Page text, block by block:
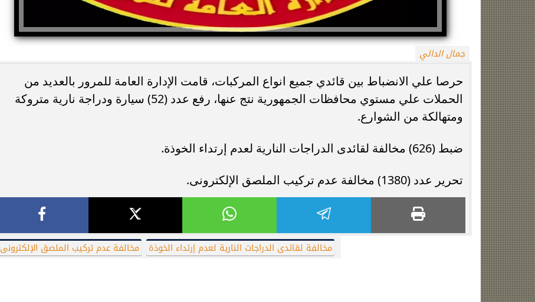
جمال الدالي
حرصا علي الانضباط بين قائدي جميع انواع المركبات، قامت الإدارة العامة للمرور بالعديد من
الحملات علي مستوي محافظات الجمهورية نتج عنها، رفع عدد (52) سيارة ودراجة نارية متروكة
ومتهالكة من الشوارع.
ضبط (626) مخالفة لقائدى الدراجات النارية لعدم إرتداء الخوذة.
تحرير عدد (1380) مخالفة عدم تركيب الملصق الإلكترونى.
مخالفة لقائدى الدراجات النارية لعدم إرتداء الخوذة مخالفة عدم تركيب الملصق الإلكترونى
زينة عمرو تتوج بجائزة الأفضل بعد تأهل مصر
التاريخي لنصف نهائي مونديال...
التأهل التاريخي إلى نصف نهائي...